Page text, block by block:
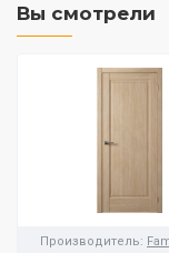
Вы смотрели
Производитель: